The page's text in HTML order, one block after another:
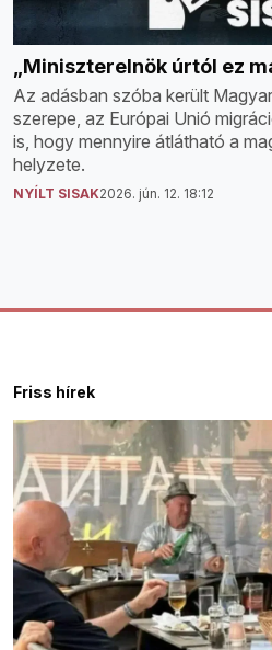
„Miniszterelnök úrtól ez
Az adásban szóba került
szerepe, az Európai Unió
is, hogy mennyire átlátható a
helyzete.
NYÍLT SISAK2026. jún. 12. 18:12
Friss hírek